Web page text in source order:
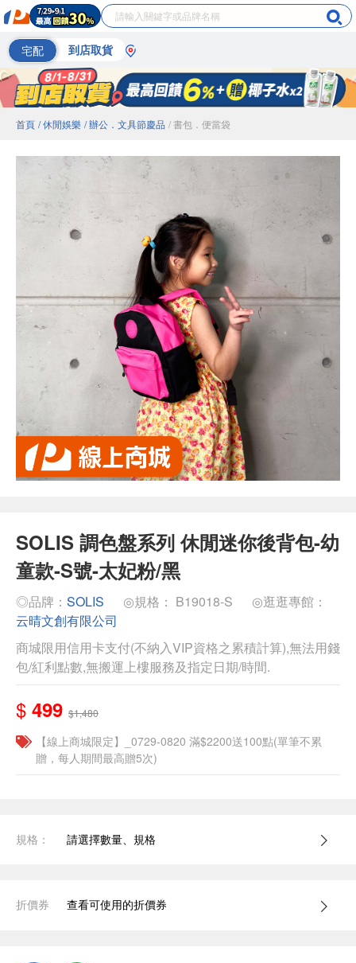
宅配 到店取貨
首頁 / 休閒娛樂 / 辦公．文具節慶品 / 書包．便當袋
SOLIS 調色盤系列 休閒迷你後背包-幼
童款-S號-太妃粉/黑
◎品牌： SOLIS ◎規格： B19018-S
◎逛逛專館：
云晴文創有限公司
商城限用信用卡支付(不納入VIP資格之累積計算),無法用錢
包/紅利點數,無搬運上樓服務及指定日期/時間.
$ 499 $1,480
【線上商城限定】_0729-0820 滿$2200送100點(單筆不累
贈，每人期間最高贈5次)
規格： 請選擇數量、規格
折價券 查看可使用的折價券